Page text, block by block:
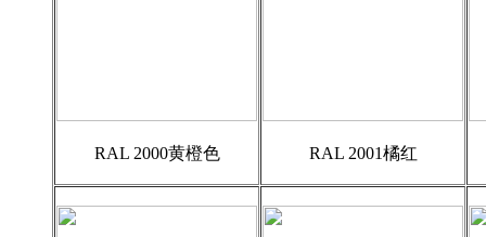
RAL 2000黄橙色 RAL 2001橘红